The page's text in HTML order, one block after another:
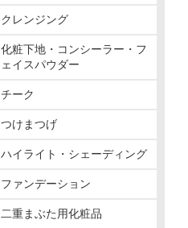
クレンジング
化粧下地・コンシーラー・フ
ェイスパウダー
チーク
つけまつげ
ハイライト・シェーディング
ファンデーション
二重まぶた用化粧品